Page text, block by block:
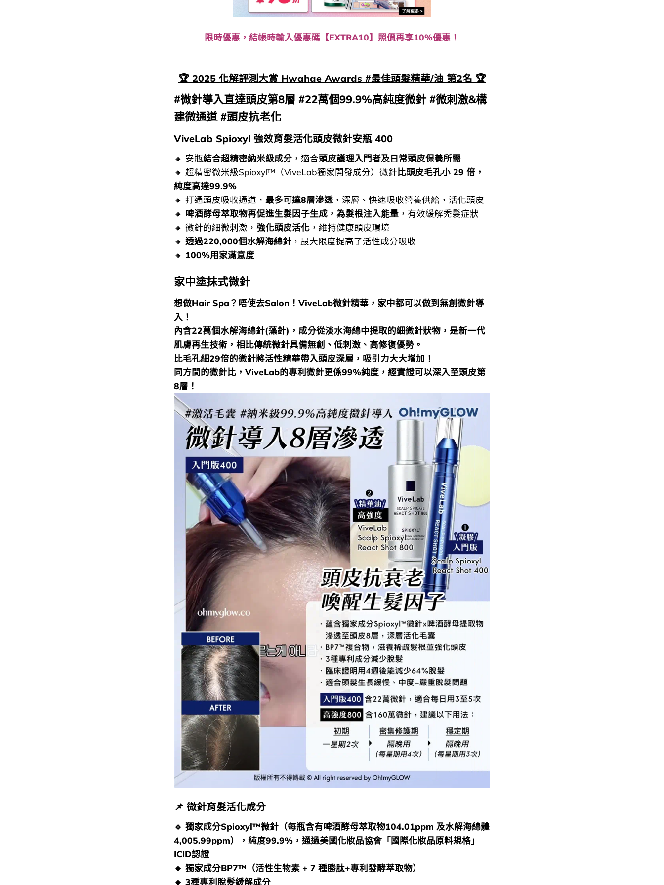
限時優惠，結帳時輸入優惠碼【EXTRA10】照價再享10%優惠！
🏆 2025 化解評測大賞 Hwahae Awards #最佳頭髮精華/油 第2名 🏆
#微針導入直達頭皮第8層 #22萬個99.9%高純度微針 #微刺激&構
建微通道 #頭皮抗老化
ViveLab Spioxyl 強效育髮活化頭皮微針安瓶 400
🔸 安瓶結合超精密納米級成分 ，適合頭皮護理入門者及日常頭皮保養所需
🔸 超精密微米級Spioxyl™（ViveLab獨家開發成分）微針 比頭皮毛孔小 29 倍，
純度高達99.9%
🔸 打通頭皮吸收通道， 最多可達8層滲透 ，深層、快速吸收營養供給，活化頭皮
🔸 啤酒酵母萃取物再促進生髮因子生成，為髮根注入能量 ，有效緩解禿髮症狀
🔸 微針的細微刺激， 強化頭皮活化 ，維持健康頭皮環境
🔸 透過220,000個水解海綿針 ，最大限度提高了活性成分吸收
🔸 100%用家滿意度
家中塗抹式微針
想做Hair Spa？唔使去Salon！ViveLab微針精華，家中都可以做到無創微針導
入！
內含22萬個水解海綿針(藻針)，成分從淡水海綿中提取的細微針狀物，是新一代
肌膚再生技術，相比傳統微針具備無創、低刺激、高修復優勢。
比毛孔細29倍的微針將活性精華帶入頭皮深層，吸引力大大增加！
同方間的微針比，ViveLab的專利微針更係99%純度，經實證可以深入至頭皮第
8層！
📌​ 微針育髮活化成分
🔹 獨家成分Spioxyl™微針（每瓶含有啤酒酵母萃取物104.01ppm 及水解海綿體
4,005.99ppm），純度99.9%，通過美國化妝品協會「國際化妝品原料規格」
ICID認證
🔹 獨家成分BP7™（活性生物素 + 7 種勝肽+專利發酵萃取物）
🔹 3種專利脫髮緩解成分